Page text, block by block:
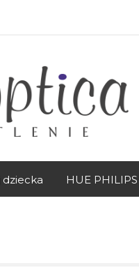
dziecka HUE PHILIPS